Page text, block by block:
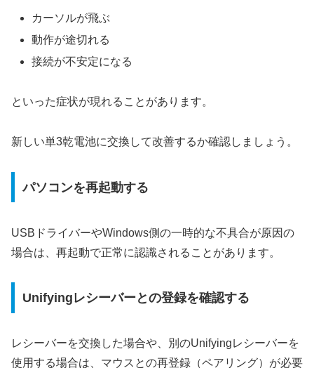
カーソルが飛ぶ
動作が途切れる
接続が不安定になる
といった症状が現れることがあります。
新しい単3乾電池に交換して改善するか確認しましょう。
パソコンを再起動する
USBドライバーやWindows側の一時的な不具合が原因の
場合は、再起動で正常に認識されることがあります。
Unifyingレシーバーとの登録を確認する
レシーバーを交換した場合や、別のUnifyingレシーバーを
使用する場合は、マウスとの再登録（ペアリング）が必要